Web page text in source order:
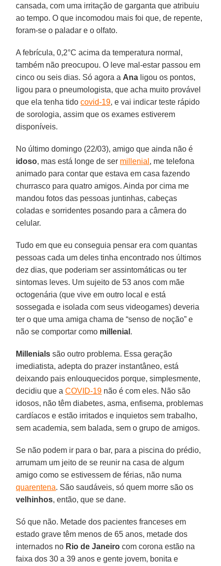
cansada, com uma irritação de garganta que atribuiu
ao tempo. O que incomodou mais foi que, de repente,
foram-se o paladar e o olfato.
A febrícula, 0,2°C acima da temperatura normal,
também não preocupou. O leve mal-estar passou em
cinco ou seis dias. Só agora a Ana ligou os pontos,
ligou para o pneumologista, que acha muito provável
que ela tenha tido covid-19, e vai indicar teste rápido
de sorologia, assim que os exames estiverem
disponíveis.
No último domingo (22/03), amigo que ainda não é
idoso, mas está longe de ser millenial , me telefona
animado para contar que estava em casa fazendo
churrasco para quatro amigos. Ainda por cima me
mandou fotos das pessoas juntinhas, cabeças
coladas e sorridentes posando para a câmera do
celular.
Tudo em que eu conseguia pensar era com quantas
pessoas cada um deles tinha encontrado nos últimos
dez dias, que poderiam ser assintomáticas ou ter
sintomas leves. Um sujeito de 53 anos com mãe
octogenária (que vive em outro local e está
sossegada e isolada com seus videogames) deveria
ter o que uma amiga chama de “senso de noção” e
não se comportar como millenial .
Millenials são outro problema. Essa geração
imediatista, adepta do prazer instantâneo, está
deixando pais enlouquecidos porque, simplesmente,
decidiu que aCOVID-19 não é com eles. Não são
idosos, não têm diabetes, asma, enfisema, problemas
cardíacos e estão irritados e inquietos sem trabalho,
sem academia, sem balada, sem o grupo de amigos.
Se não podem ir para o bar, para a piscina do prédio,
arrumam um jeito de se reunir na casa de algum
amigo como se estivessem de férias, não numa
quarentena. São saudáveis, só quem morre são os
velhinhos, então, que se dane.
Só que não. Metade dos pacientes franceses em
estado grave têm menos de 65 anos, metade dos
internados no Rio de Janeiro com corona estão na
faixa dos 30 a 39 anos e gente jovem, bonita e